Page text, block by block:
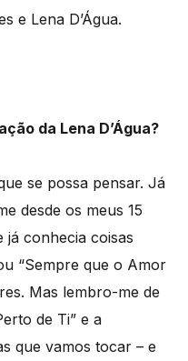
e Lena D’Água.
da Lena D’Água?
se possa pensar. Já
desde os meus 15
já conhecia coisas
“Sempre que o Amor
Mas lembro-me de
de Ti” e a
que vamos tocar – e